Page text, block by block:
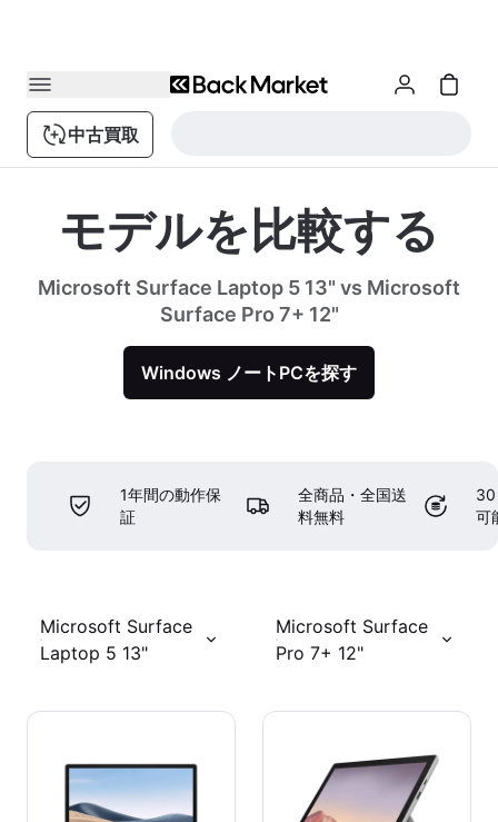
中古買取
モデルを比較する
Microsoft Surface Laptop 5 13" vs Microsoft
Surface Pro 7+ 12"
Windows ノートPCを探す
1年間の動作保
証
全商品・全国送
料無料
30
可
Microsoft Surface
Laptop 5 13"
Microsoft Surface
Pro 7+ 12"